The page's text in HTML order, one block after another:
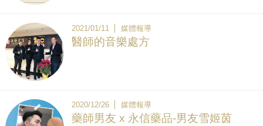
2021/01/11 媒體報導
醫師的音樂處方
2020/12/26 媒體報導
藥師男友 x 永信藥品-男友雪姬茵